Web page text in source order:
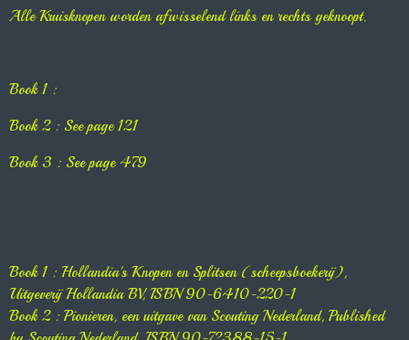
Alle Kruisknopen worden afwisselend links en rechts geknoopt.
Book 1 :
Book 2 : See page 121
Book 3 : See page 479
Book 1 : Hollandia's Knopen en Splitsen (scheepsboekerij),
Uitgeverij Hollandia BV, ISBN 90-6410-220-1
Book 2 : Pionieren, een uitgave van Scouting Nederland, Published